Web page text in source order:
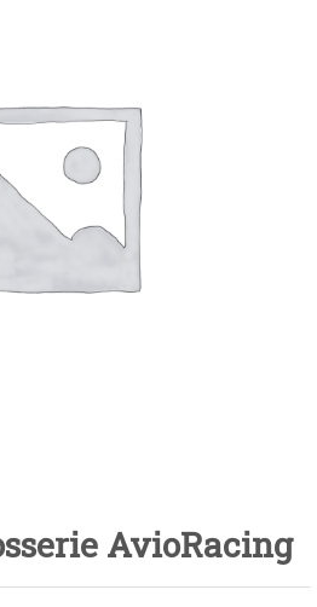
AvioRacing